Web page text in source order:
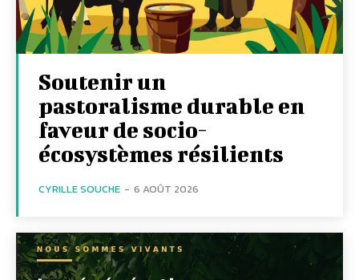
Soutenir un
pastoralisme durable en
faveur de socio-
écosystèmes résilients
CYRILLE SOUCHE - 6 AOÛT 2026